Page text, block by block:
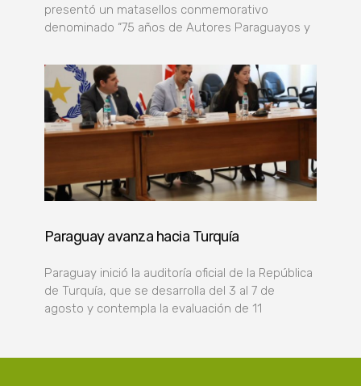
presentó un matasellos conmemorativo
denominado “75 años de Autores Paraguayos y
Paraguay avanza hacia Turquía
Paraguay inició la auditoría oficial de la República
de Turquía, que se desarrolla del 3 al 7 de
agosto y contempla la evaluación de 11